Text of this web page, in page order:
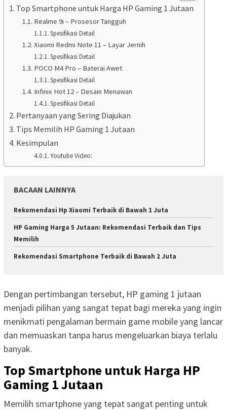
Top Smartphone untuk Harga HP Gaming 1 Jutaan
Realme 9i – Prosesor Tangguh
Spesifikasi Detail
Xiaomi Redmi Note 11 – Layar Jernih
Spesifikasi Detail
POCO M4 Pro – Baterai Awet
Spesifikasi Detail
Infinix Hot 12 – Desain Menawan
Spesifikasi Detail
Pertanyaan yang Sering Diajukan
Tips Memilih HP Gaming 1 Jutaan
Kesimpulan
Youtube Video:
BACAAN LAINNYA
Rekomendasi Hp Xiaomi Terbaik di Bawah 1 Juta
HP Gaming Harga 5 Jutaan: Rekomendasi Terbaik dan Tips
Memilih
Rekomendasi Smartphone Terbaik di Bawah 2 Juta
Dengan pertimbangan tersebut, HP gaming 1 jutaan
menjadi pilihan yang sangat tepat bagi mereka yang ingin
menikmati pengalaman bermain game mobile yang lancar
dan memuaskan tanpa harus mengeluarkan biaya terlalu
banyak.
Top Smartphone untuk Harga HP
Gaming 1 Jutaan
Memilih smartphone yang tepat sangat penting untuk